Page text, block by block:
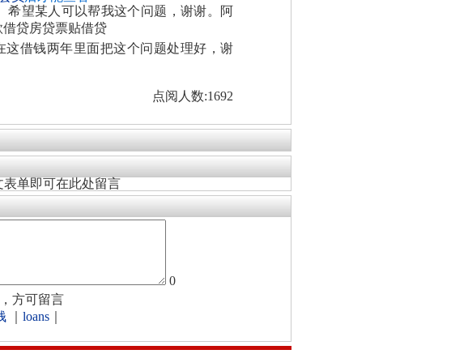
希望某人可以帮我这个问题，谢谢。阿
贷房贷票贴借贷
借钱两年里面把这个问题处理好，谢
点阅人数:1692
单即可在此处留言
0
方可留言
loans